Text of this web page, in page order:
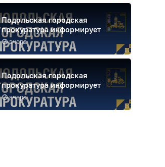
вчера
Подольская городская
прокуратура информирует
вчера
Подольская городская
прокуратура информирует